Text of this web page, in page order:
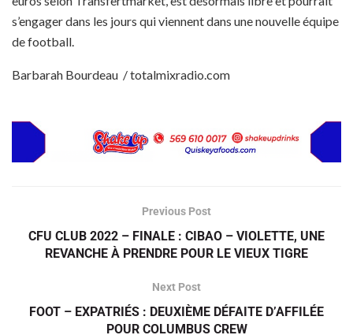
s’engager dans les jours qui viennent dans une nouvelle équipe
de football.
Barbarah Bourdeau / totalmixradio.com
Previous Post
CFU CLUB 2022 – FINALE : CIBAO – VIOLETTE, UNE
REVANCHE À PRENDRE POUR LE VIEUX TIGRE
Next Post
FOOT – EXPATRIÉS : DEUXIÈME DÉFAITE D’AFFILÉE
POUR COLUMBUS CREW